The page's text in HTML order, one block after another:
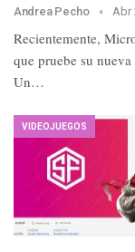
Andrea Pecho Abr
Recientemente,
que pruebe su
Un…
VIDEOJUEGOS